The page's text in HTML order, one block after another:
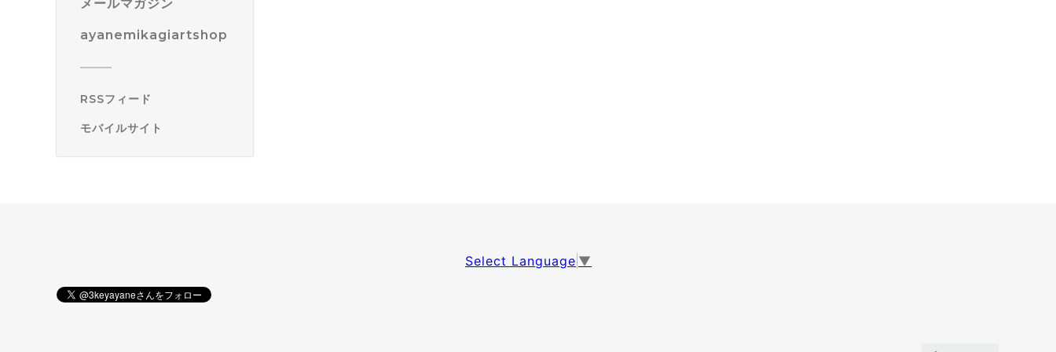
メールマガジン
ayanemikagiartshop
RSSフィード
モバイルサイト
Select Language ▼